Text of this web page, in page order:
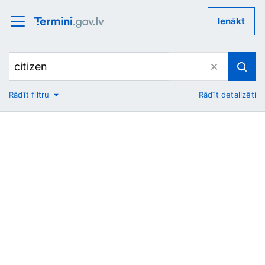
Ienākt
No
Rādīt filtru Rādīt detalizēti